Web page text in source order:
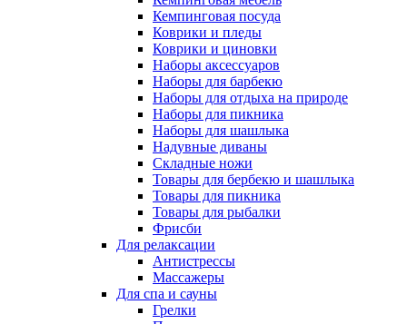
Кемпинговая посуда
Коврики и пледы
Коврики и циновки
Наборы аксессуаров
Наборы для барбекю
Наборы для отдыха на природе
Наборы для пикника
Наборы для шашлыка
Надувные диваны
Складные ножи
Товары для бербекю и шашлыка
Товары для пикника
Товары для рыбалки
Фрисби
Для релаксации
Антистрессы
Массажеры
Для спа и сауны
Грелки